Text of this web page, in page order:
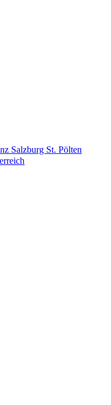
Salzburg St. Pölten